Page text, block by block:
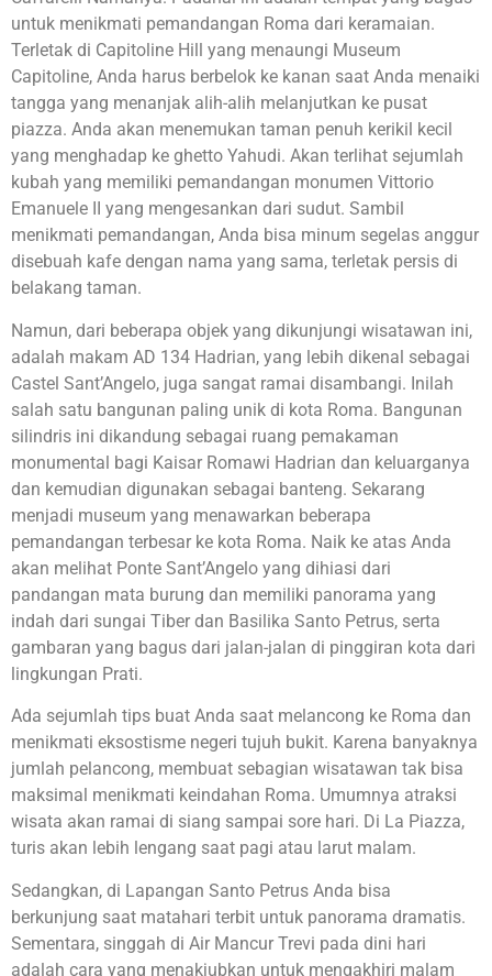
untuk menikmati pemandangan Roma dari keramaian.
Terletak di Capitoline Hill yang menaungi Museum
Capitoline, Anda harus berbelok ke kanan saat Anda menaiki
tangga yang menanjak alih-alih melanjutkan ke pusat
piazza. Anda akan menemukan taman penuh kerikil kecil
yang menghadap ke ghetto Yahudi. Akan terlihat sejumlah
kubah yang memiliki pemandangan monumen Vittorio
Emanuele II yang mengesankan dari sudut. Sambil
menikmati pemandangan, Anda bisa minum segelas anggur
disebuah kafe dengan nama yang sama, terletak persis di
belakang taman.
Namun, dari beberapa objek yang dikunjungi wisatawan ini,
adalah makam AD 134 Hadrian, yang lebih dikenal sebagai
Castel Sant’Angelo, juga sangat ramai disambangi. Inilah
salah satu bangunan paling unik di kota Roma. Bangunan
silindris ini dikandung sebagai ruang pemakaman
monumental bagi Kaisar Romawi Hadrian dan keluarganya
dan kemudian digunakan sebagai banteng. Sekarang
menjadi museum yang menawarkan beberapa
pemandangan terbesar ke kota Roma. Naik ke atas Anda
akan melihat Ponte Sant’Angelo yang dihiasi dari
pandangan mata burung dan memiliki panorama yang
indah dari sungai Tiber dan Basilika Santo Petrus, serta
gambaran yang bagus dari jalan-jalan di pinggiran kota dari
lingkungan Prati.
Ada sejumlah tips buat Anda saat melancong ke Roma dan
menikmati eksostisme negeri tujuh bukit. Karena banyaknya
jumlah pelancong, membuat sebagian wisatawan tak bisa
maksimal menikmati keindahan Roma. Umumnya atraksi
wisata akan ramai di siang sampai sore hari. Di La Piazza,
turis akan lebih lengang saat pagi atau larut malam.
Sedangkan, di Lapangan Santo Petrus Anda bisa
berkunjung saat matahari terbit untuk panorama dramatis.
Sementara, singgah di Air Mancur Trevi pada dini hari
adalah cara yang menakjubkan untuk mengakhiri malam